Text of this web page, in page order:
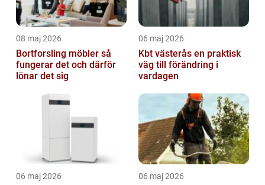
08 maj 2026
Bortforsling möbler så
fungerar det och därför
lönar det sig
06 maj 2026
Kbt västerås en praktisk
väg till förändring i
vardagen
06 maj 2026 06 maj 2026